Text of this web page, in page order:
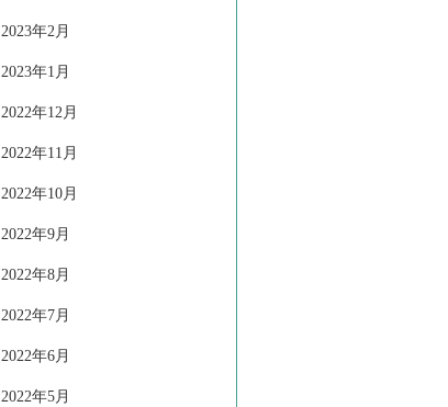
2023年2月
2023年1月
2022年12月
2022年11月
2022年10月
2022年9月
2022年8月
2022年7月
2022年6月
2022年5月